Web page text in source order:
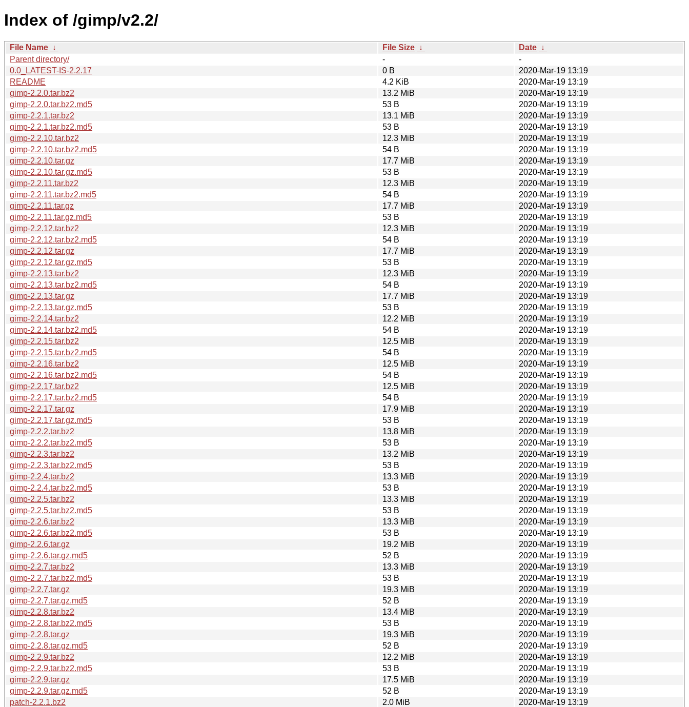
Index of /gimp/v2.2/
File Name ↓ File Size ↓ Date ↓
Parent directory/
-
-
0.0_LATEST-IS-2.2.17
0 B
2020-Mar-19 13:19
README
4.2 KiB
2020-Mar-19 13:19
gimp-2.2.0.tar.bz2
13.2 MiB
2020-Mar-19 13:19
gimp-2.2.0.tar.bz2.md5
53 B
2020-Mar-19 13:19
gimp-2.2.1.tar.bz2
13.1 MiB
2020-Mar-19 13:19
gimp-2.2.1.tar.bz2.md5
53 B
2020-Mar-19 13:19
gimp-2.2.10.tar.bz2
12.3 MiB
2020-Mar-19 13:19
gimp-2.2.10.tar.bz2.md5
54 B
2020-Mar-19 13:19
gimp-2.2.10.tar.gz
17.7 MiB
2020-Mar-19 13:19
gimp-2.2.10.tar.gz.md5
53 B
2020-Mar-19 13:19
gimp-2.2.11.tar.bz2
12.3 MiB
2020-Mar-19 13:19
gimp-2.2.11.tar.bz2.md5
54 B
2020-Mar-19 13:19
gimp-2.2.11.tar.gz
17.7 MiB
2020-Mar-19 13:19
gimp-2.2.11.tar.gz.md5
53 B
2020-Mar-19 13:19
gimp-2.2.12.tar.bz2
12.3 MiB
2020-Mar-19 13:19
gimp-2.2.12.tar.bz2.md5
54 B
2020-Mar-19 13:19
gimp-2.2.12.tar.gz
17.7 MiB
2020-Mar-19 13:19
gimp-2.2.12.tar.gz.md5
53 B
2020-Mar-19 13:19
gimp-2.2.13.tar.bz2
12.3 MiB
2020-Mar-19 13:19
gimp-2.2.13.tar.bz2.md5
54 B
2020-Mar-19 13:19
gimp-2.2.13.tar.gz
17.7 MiB
2020-Mar-19 13:19
gimp-2.2.13.tar.gz.md5
53 B
2020-Mar-19 13:19
gimp-2.2.14.tar.bz2
12.2 MiB
2020-Mar-19 13:19
gimp-2.2.14.tar.bz2.md5
54 B
2020-Mar-19 13:19
gimp-2.2.15.tar.bz2
12.5 MiB
2020-Mar-19 13:19
gimp-2.2.15.tar.bz2.md5
54 B
2020-Mar-19 13:19
gimp-2.2.16.tar.bz2
12.5 MiB
2020-Mar-19 13:19
gimp-2.2.16.tar.bz2.md5
54 B
2020-Mar-19 13:19
gimp-2.2.17.tar.bz2
12.5 MiB
2020-Mar-19 13:19
gimp-2.2.17.tar.bz2.md5
54 B
2020-Mar-19 13:19
gimp-2.2.17.tar.gz
17.9 MiB
2020-Mar-19 13:19
gimp-2.2.17.tar.gz.md5
53 B
2020-Mar-19 13:19
gimp-2.2.2.tar.bz2
13.8 MiB
2020-Mar-19 13:19
gimp-2.2.2.tar.bz2.md5
53 B
2020-Mar-19 13:19
gimp-2.2.3.tar.bz2
13.2 MiB
2020-Mar-19 13:19
gimp-2.2.3.tar.bz2.md5
53 B
2020-Mar-19 13:19
gimp-2.2.4.tar.bz2
13.3 MiB
2020-Mar-19 13:19
gimp-2.2.4.tar.bz2.md5
53 B
2020-Mar-19 13:19
gimp-2.2.5.tar.bz2
13.3 MiB
2020-Mar-19 13:19
gimp-2.2.5.tar.bz2.md5
53 B
2020-Mar-19 13:19
gimp-2.2.6.tar.bz2
13.3 MiB
2020-Mar-19 13:19
gimp-2.2.6.tar.bz2.md5
53 B
2020-Mar-19 13:19
gimp-2.2.6.tar.gz
19.2 MiB
2020-Mar-19 13:19
gimp-2.2.6.tar.gz.md5
52 B
2020-Mar-19 13:19
gimp-2.2.7.tar.bz2
13.3 MiB
2020-Mar-19 13:19
gimp-2.2.7.tar.bz2.md5
53 B
2020-Mar-19 13:19
gimp-2.2.7.tar.gz
19.3 MiB
2020-Mar-19 13:19
gimp-2.2.7.tar.gz.md5
52 B
2020-Mar-19 13:19
gimp-2.2.8.tar.bz2
13.4 MiB
2020-Mar-19 13:19
gimp-2.2.8.tar.bz2.md5
53 B
2020-Mar-19 13:19
gimp-2.2.8.tar.gz
19.3 MiB
2020-Mar-19 13:19
gimp-2.2.8.tar.gz.md5
52 B
2020-Mar-19 13:19
gimp-2.2.9.tar.bz2
12.2 MiB
2020-Mar-19 13:19
gimp-2.2.9.tar.bz2.md5
53 B
2020-Mar-19 13:19
gimp-2.2.9.tar.gz
17.5 MiB
2020-Mar-19 13:19
gimp-2.2.9.tar.gz.md5
52 B
2020-Mar-19 13:19
patch-2.2.1.bz2
2.0 MiB
2020-Mar-19 13:19